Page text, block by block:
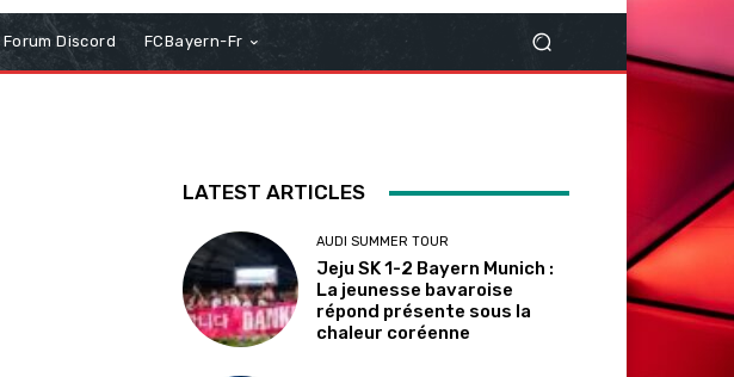
Forum Discord FCBayern-Fr
LATEST ARTICLES
AUDI SUMMER TOUR
Jeju SK 1-2 Bayern Munich :
La jeunesse bavaroise
répond présente sous la
chaleur coréenne